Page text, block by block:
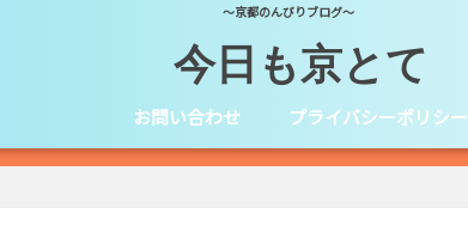
～京都のんびりブログ～
今日も京とて
お問い合わせ プライバシーポリシー